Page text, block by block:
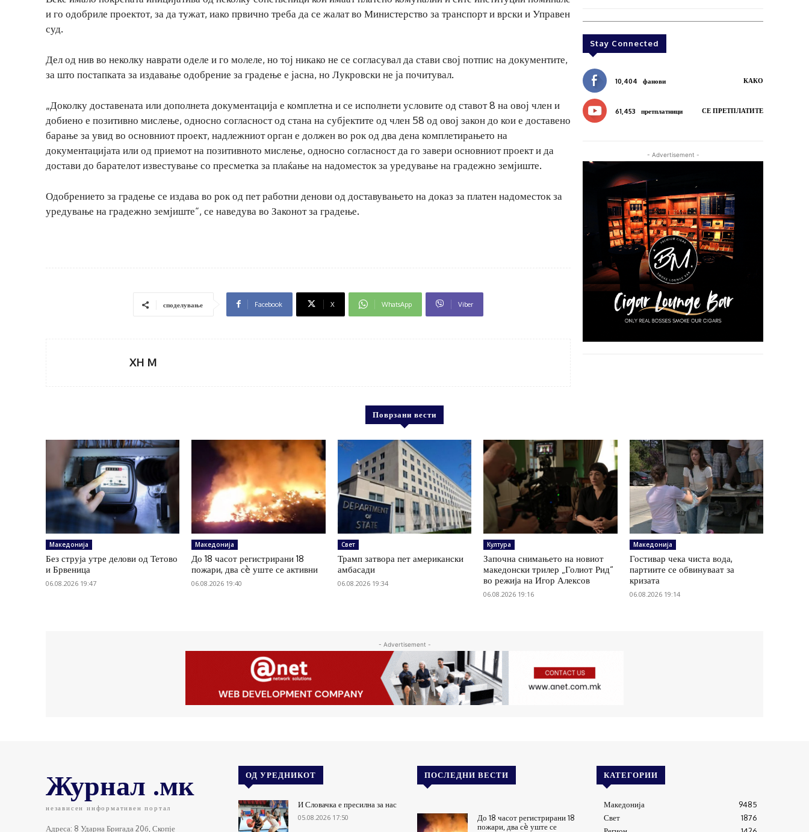
и го одобриле проектот, за да тужат, иако првично треба да се жалат во Министерство за транспорт и врски и Управен
суд.
Дел од нив во неколку наврати оделе и го молеле, но тој никако не се согласувал да стави свој потпис на документите,
за што постапката за издавање одобрение за градење е јасна, но Лукровски не ја почитувал.
„Доколку доставената или дополнета документација е комплетна и се исполнети условите од ставот 8 на овој член и
добиено е позитивно мислење, односно согласност од стана на субјектите од член 58 од овој закон до кои е доставено
барање за увид во основниот проект, надлежниот орган е должен во рок од два дена комплетирањето на
документацијата или од приемот на позитивното мислење, односно согласност да го завери основниот проект и да
достави до барателот известување со пресметка за плаќање на надоместок за уредување на градежно земјиште.
Одобрението за градење се издава во рок од пет работни денови од доставувањето на доказ за платен надоместок за
уредување на градежно земјиште“, се наведува во Законот за градење.
споделување Facebook X WhatsApp Viber
XH M
Stay Connected
10,404 фанови КАКО
61,453 претплатници СЕ ПРЕТПЛАТИТЕ
- Advertisement -
Поврзани вести
Македонија
Без струја утре делови од Тетово
и Брвеница
06.08.2026 19:47
Македонија
До 18 часот регистрирани 18
пожари, два сè уште се активни
06.08.2026 19:40
Свет
Трамп затвора пет американски
амбасади
06.08.2026 19:34
Култура
Започна снимањето на новиот
македонски трилер „Голиот Рид“
во режија на Игор Алексов
06.08.2026 19:16
Македонија
Гостивар чека чиста вода,
партиите се обвинуваат за
кризата
06.08.2026 19:14
- Advertisement -
Журнал .мк
независен информативен портал
Адреса: 8 Ударна Бригада 20б, Скопје
ОД УРЕДНИКОТ
И Словачка е пресилна за нас
05.08.2026 17:50
ПОСЛЕДНИ ВЕСТИ
До 18 часот регистрирани 18
пожари, два сè уште се
КАТЕГОРИИ
Македонија
9485
Свет
1876